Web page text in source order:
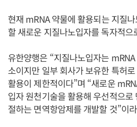
현재 mRNA 약물에 활용되는 지질
할 새로운 지질나노입자를 독자적으
유한양행은 “지질나노입자는
소이지만 일부 회사가 보유한 특허
활용이 제한적이다”며 “새로운
입자 원천기술을 활용해 우선적으
절하는 면역항암제를 개발할 것”이